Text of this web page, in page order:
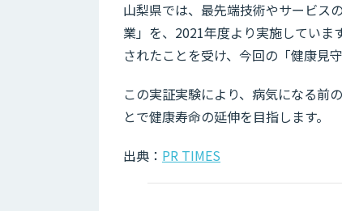
山梨県では、最先端技術やサービス
業」を、2021年度より実施していま
されたことを受け、今回の「健康見
この実証実験により、病気になる前
とで健康寿命の延伸を目指します。
出典： PR TIMES